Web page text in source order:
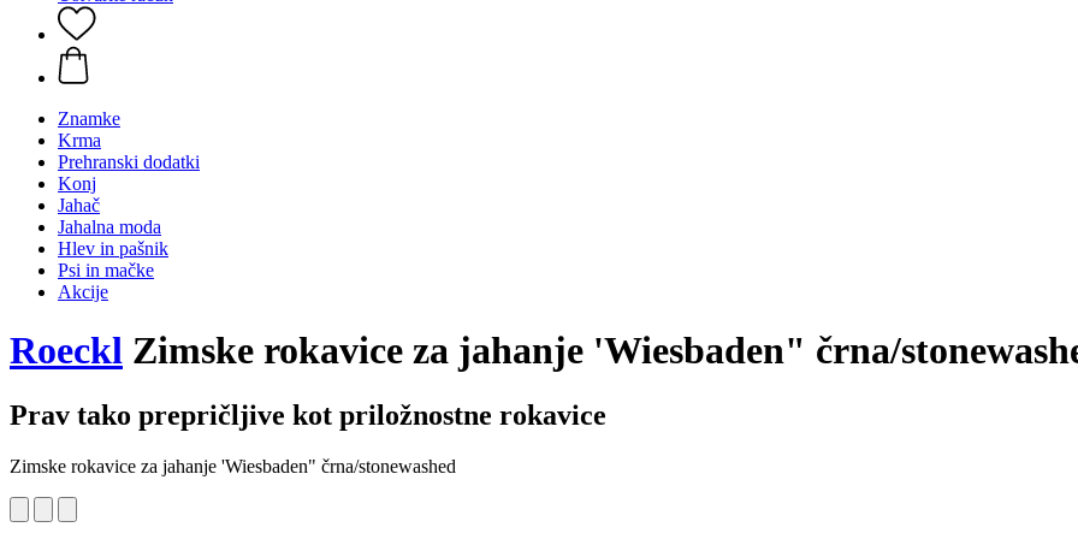
Znamke
Krma
Prehranski dodatki
Konj
Jahač
Jahalna moda
Hlev in pašnik
Psi in mačke
Akcije
Roeckl Zimske rokavice za jahanje 'Wiesbaden" črna/
Prav tako prepričljive kot priložnostne rokavice
Zimske rokavice za jahanje 'Wiesbaden" črna/stonewashed